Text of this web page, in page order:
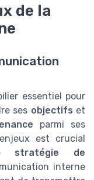
de la
essentiel pour
ses objectifs et
parmi ses
est crucial
stratégie de
interne